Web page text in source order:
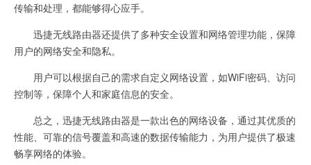
传输和处理，都能够得心应手。
迅捷无线路由器还提供了多种安全设置和网络管理功能，保障
用户的网络安全和隐私。
用户可以根据自己的需求自定义网络设置，如WiFi密码、访问
控制等，保障个人和家庭信息的安全。
总之，迅捷无线路由器是一款出色的网络设备，通过其优质的
性能、可靠的信号覆盖和高速的数据传输能力，为用户提供了极速
畅享网络的体验。